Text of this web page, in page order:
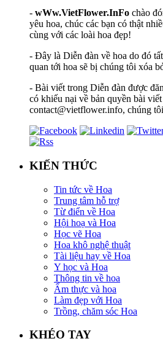
- wWw.VietFlower.InFo chào
yêu hoa, chúc các bạn có thật
cùng với các loài hoa đẹp!
- Đây là Diễn đàn về hoa do đó
quan tới hoa sẽ bị chúng tôi xóa
- Bài viết trong Diễn đàn được
có khiếu nại về bản quyền bài
contact@vietflower.info, chúng
KIẾN THỨC
Tin tức về Hoa
Trung tâm hỗ trợ
Từ điển về Hoa
Hội hoạ và Hoa
Học vẽ Hoa
Hoa khô nghệ thuật
Tài liệu hay về Hoa
Y học và Hoa
Thông tin về hoa
Ẩm thực và hoa
Làm đẹp với Hoa
Trồng, chăm sóc Hoa
KHÉO TAY